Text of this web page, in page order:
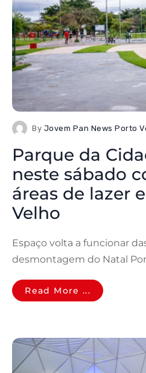
By Jovem Pan News Porto
Parque da
neste sábado
áreas de lazer
Velho
Espaço volta a funcionar
desmontagem do Natal
Read More ...